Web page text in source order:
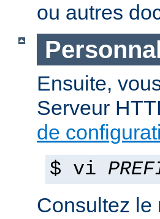
ou autres
Ensuite,
Serveur
de
$ vi
Consultez le